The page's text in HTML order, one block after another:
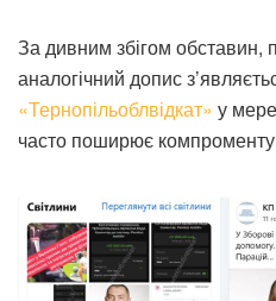
За дивним збігом обставин,
аналогічний допис
«Тернопільоблвідкат» у
часто поширює